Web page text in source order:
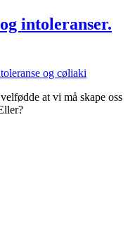
intoleranser.
at vi må skape oss